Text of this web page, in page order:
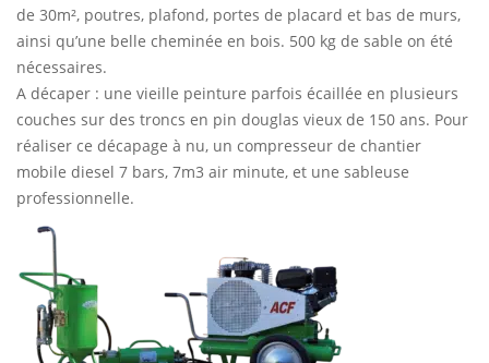
de 30m², poutres, plafond, portes de placard et bas de murs,
ainsi qu’une belle cheminée en bois. 500 kg de sable on été
nécessaires.
A décaper : une vieille peinture parfois écaillée en plusieurs
couches sur des troncs en pin douglas vieux de 150 ans. Pour
réaliser ce décapage à nu, un compresseur de chantier
mobile diesel 7 bars, 7m3 air minute, et une sableuse
professionnelle.